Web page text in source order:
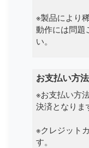
※製品により
動作には問題
い。
お支払い方
※お支払い方
決済となりま
※クレジット
す。